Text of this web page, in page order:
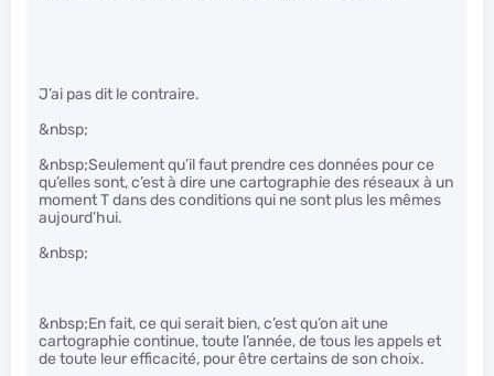
J’ai pas dit le contraire.
&nbsp;
&nbsp;Seulement qu’il faut prendre ces données pour ce
qu’elles sont, c’est à dire une cartographie des réseaux à un
moment T dans des conditions qui ne sont plus les mêmes
aujourd’hui.
&nbsp;
&nbsp;En fait, ce qui serait bien, c’est qu’on ait une
cartographie continue, toute l’année, de tous les appels et
de toute leur efficacité, pour être certains de son choix.